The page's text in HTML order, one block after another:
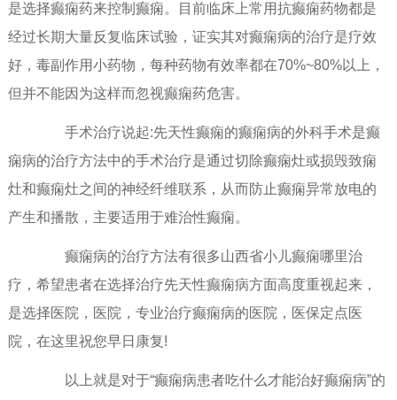
是选择癫痫药来控制癫痫。目前临床上常用抗癫痫药物都是
经过长期大量反复临床试验，证实其对癫痫病的治疗是疗效
好，毒副作用小药物，每种药物有效率都在70%~80%以上，
但并不能因为这样而忽视癫痫药危害。
手术治疗说起:先天性癫痫的癫痫病的外科手术是癫
痫病的治疗方法中的手术治疗是通过切除癫痫灶或损毁致痫
灶和癫痫灶之间的神经纤维联系，从而防止癫痫异常放电的
产生和播散，主要适用于难治性癫痫。
癫痫病的治疗方法有很多山西省小儿癫痫哪里治
疗，希望患者在选择治疗先天性癫痫病方面高度重视起来，
是选择医院，医院，专业治疗癫痫病的医院，医保定点医
院，在这里祝您早日康复!
以上就是对于“癫痫病患者吃什么才能治好癫痫病”的